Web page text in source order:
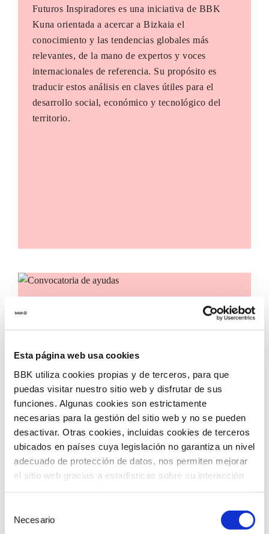
Esta página web usa cookies
BBK utiliza cookies propias y de terceros, para que
puedas visitar nuestro sitio web y disfrutar de sus
funciones. Algunas cookies son estrictamente
necesarias para la gestión del sitio web y no se pueden
desactivar. Otras cookies, incluidas cookies de terceros
ubicados en países cuya legislación no garantiza un nivel
adecuado de protección de datos, nos permiten mejorar
el sitio web gracias a estadísticas sobre su interacción
el uso que haga del sitio web con nuestros partners de
Necesario
Futuros Inspiradores es una iniciativa de BBK
Kuna orientada a acercar a Bizkaia el
conocimiento y las tendencias globales más
relevantes, de la mano de expertos y voces
internacionales de referencia. Su propósito es
traducir estos análisis en claves útiles para el
desarrollo social, económico y tecnológico del
territorio.
entidades del tercer sector, con el objetivo de
acelerar la transformación social en nuestro
territorio.